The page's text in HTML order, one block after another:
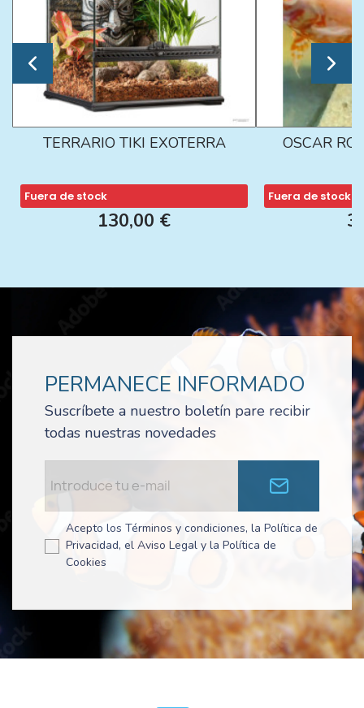
TERRARIO TIKI EXOTERRA
Fuera de stock
130,00 €
OSCAR
Fuera de stock
PERMANECE INFORMADO
Suscríbete a nuestro boletín pare recibir
todas nuestras novedades
Acepto los Términos y condiciones, la Política de
Privacidad, el Aviso Legal y la Política de
Cookies